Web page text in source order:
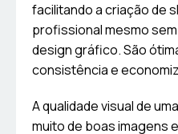
facilitando a criação de
profissional mesmo
design gráfico. São
consistência e
A qualidade visual de
muito de boas imagens